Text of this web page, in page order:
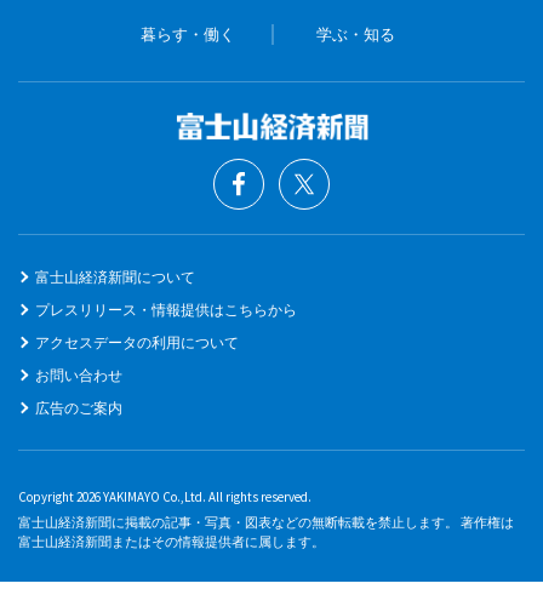
暮らす・働く 学ぶ・知る
富士山経済新聞について
プレスリリース・情報提供はこちらから
アクセスデータの利用について
お問い合わせ
広告のご案内
Copyright 2026 YAKIMAYO Co.,Ltd. All rights reserved.
富士山経済新聞に掲載の記事・写真・図表などの無断転載を禁止します。 著作権は
富士山経済新聞またはその情報提供者に属します。